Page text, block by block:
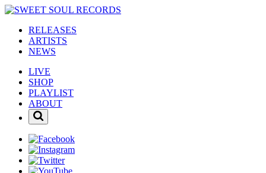
RELEASES
ARTISTS
NEWS
LIVE
SHOP
PLAYLIST
ABOUT